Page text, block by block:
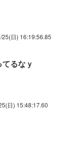
25(日) 16:19:56.85
るなｙ
日) 15:48:17.60